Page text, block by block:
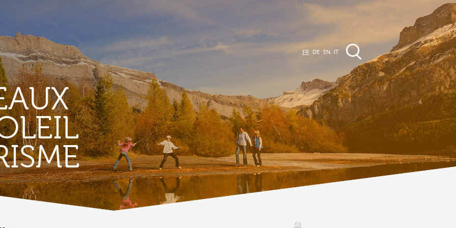
TERROIR &
PATRIMOINE
Vignoble & parcours viticoles
Produits et magasins du terroir
Bourg de Conthey
Eglises & chapelles
Vestiges gallo-romains d'Ardon
EVÈNEMENTS &
ACTIVITÉS
Activités dans la région
Promenades
Agenda des Manifestations
FR DE EN IT